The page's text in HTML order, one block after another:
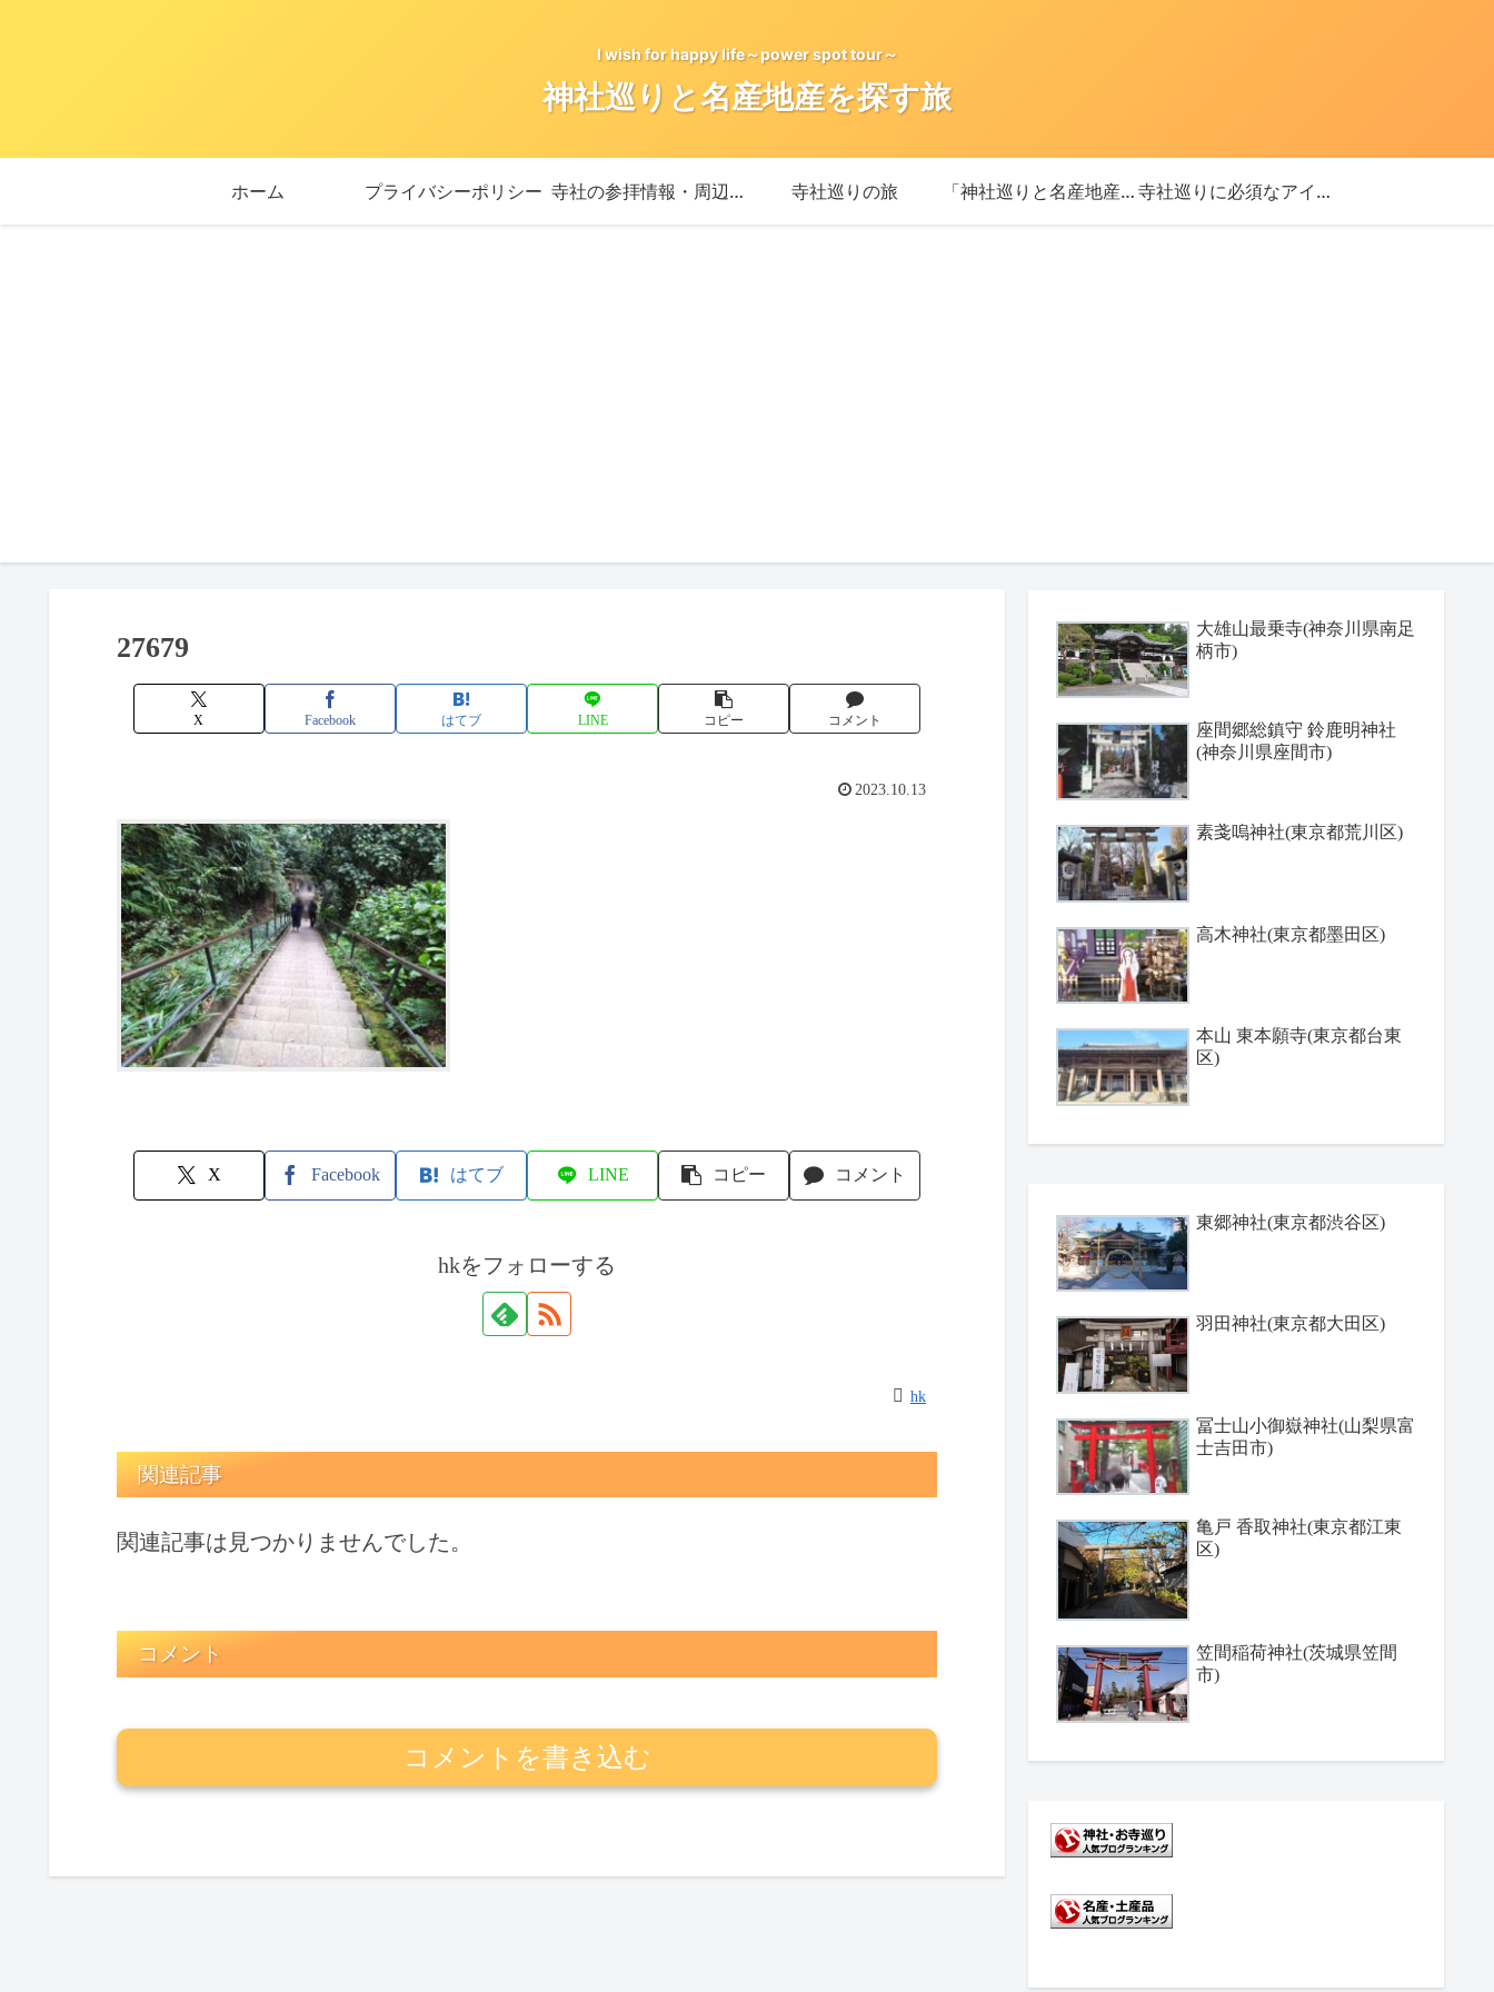
I wish for happy life～power spot tour～
神社巡りと名産地産を探す旅
ホーム プライバシーポリシー 寺社の参拝情報・周辺情報 寺社巡りの旅 「神社巡りと名産地産を探す旅」ブログ始めました！ 寺社巡りに必須なアイテム
27679
X Facebook はてブ LINE コピー コメント
2023.10.13
X Facebook はてブ LINE コピー コメント
hkをフォローする
hk
関連記事
関連記事は見つかりませんでした。
コメント
コメントを書き込む
大雄山最乗寺(神奈川県南足
柄市)
座間郷総鎮守 鈴鹿明神社
(神奈川県座間市)
素戔嗚神社(東京都荒川区)
高木神社(東京都墨田区)
本山 東本願寺(東京都台東
区)
東郷神社(東京都渋谷区)
羽田神社(東京都大田区)
冨士山小御嶽神社(山梨県富
士吉田市)
亀戸 香取神社(東京都江東
区)
笠間稲荷神社(茨城県笠間
市)